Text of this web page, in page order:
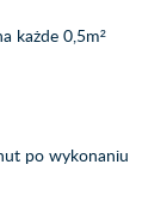
każde 0,5m²
po wykonaniu